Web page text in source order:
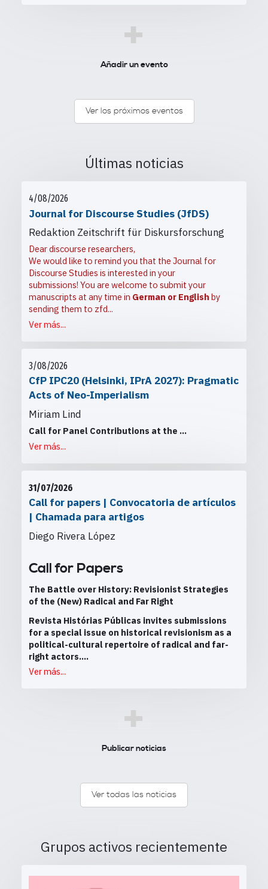
+
Añadir un evento
Ver los próximos eventos
Últimas noticias
4/08/2026
Journal for Discourse Studies (JfDS)
Redaktion Zeitschrift für Diskursforschung
Dear discourse researchers,
We would like to remind you that the Journal for
Discourse Studies is interested in your
submissions! You are welcome to submit your
manuscripts at any time in German or English by
sending them to zfd...
Ver más...
3/08/2026
CfP IPC20 (Helsinki, IPrA 2027): Pragmatic
Acts of Neo-Imperialism
Miriam Lind
Call for Panel Contributions at the ...
Ver más...
31/07/2026
Call for papers | Convocatoria de artículos
| Chamada para artigos
Diego Rivera López
Call for Papers
The Battle over History: Revisionist Strategies
of the (New) Radical and Far Right
Revista Histórias Públicas invites submissions
for a special issue on historical revisionism as a
political-cultural repertoire of radical and far-
right actors....
Ver más...
+
Publicar noticias
Ver todas las noticias
Grupos activos recientemente